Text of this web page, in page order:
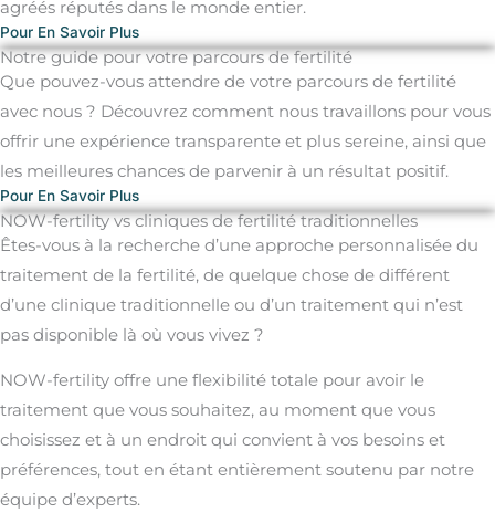
agréés réputés dans le monde entier.
Pour En Savoir Plus
Notre guide pour votre parcours de fertilité
Que pouvez-vous attendre de votre parcours de fertilité
avec nous ? Découvrez comment nous travaillons pour vous
offrir une expérience transparente et plus sereine, ainsi que
les meilleures chances de parvenir à un résultat positif.
Pour En Savoir Plus
NOW-fertility vs cliniques de fertilité traditionnelles
Êtes-vous à la recherche d’une approche personnalisée du
traitement de la fertilité, de quelque chose de différent
d’une clinique traditionnelle ou d’un traitement qui n’est
pas disponible là où vous vivez ?
NOW-fertility offre une flexibilité totale pour avoir le
traitement que vous souhaitez, au moment que vous
choisissez et à un endroit qui convient à vos besoins et
préférences, tout en étant entièrement soutenu par notre
équipe d’experts.